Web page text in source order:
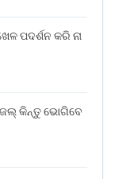
ପଦର୍ଶନ କରି ନା
କିନ୍ତୁ ଭୋଗିବେ